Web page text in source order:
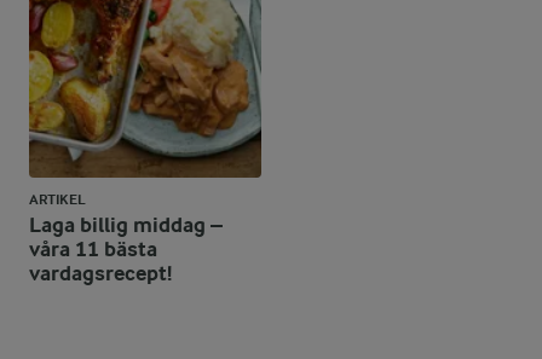
ARTIKEL
Laga billig middag –
våra 11 bästa
vardagsrecept!